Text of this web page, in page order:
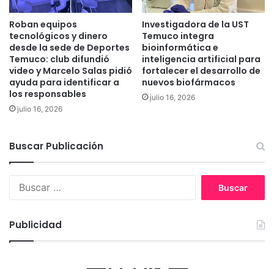
a
e
s
y
u
v
a
s
c
o
m
u
n
i
d
a
d
y
p
e
s
n
Roban equipos
tecnológicos y dinero
desde la sede de Deportes
Temuco: club difundió
video y Marcelo Salas pidió
ayuda para identificar a
los responsables
julio 16, 2026
Investigadora de la UST
Temuco integra
bioinformática e
inteligencia artificial para
fortalecer el desarrollo de
nuevos biofármacos
julio 16, 2026
Buscar Publicación
Publicidad